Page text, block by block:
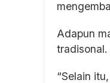
Adapun
“Selain